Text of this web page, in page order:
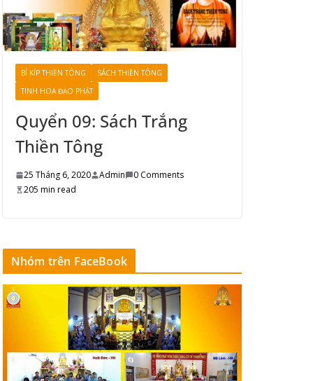
BÍ KÍP THIỀN TÔNG
SÁCH THIỀN TÔNG
TINH HOA ĐẠO PHẬT
Quyển 09: Sách Trắng
Thiền Tông
25 Tháng 6, 2020 Admin
0 Comments
205 min read
Nhóm trên FaceBook